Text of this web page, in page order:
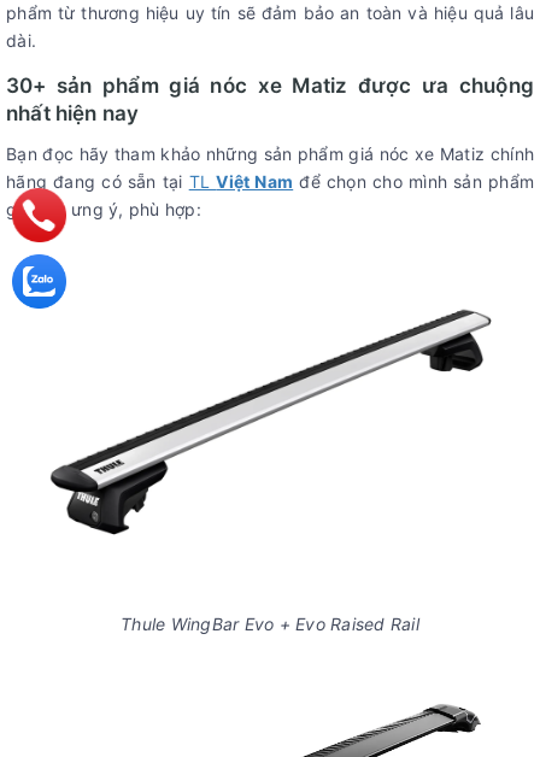
phẩm từ thương hiệu uy tín sẽ đảm bảo an toàn và hiệu quả lâu
dài.
30+ sản phẩm giá nóc xe Matiz được ưa chuộng
nhất hiện nay
Bạn đọc hãy tham khảo những sản phẩm giá nóc xe Matiz chính
hãng đang có sẵn tại TLViệt Nam để chọn cho mình sản phẩm
giá nóc ưng ý, phù hợp:
Thule WingBar Evo + Evo Raised Rail